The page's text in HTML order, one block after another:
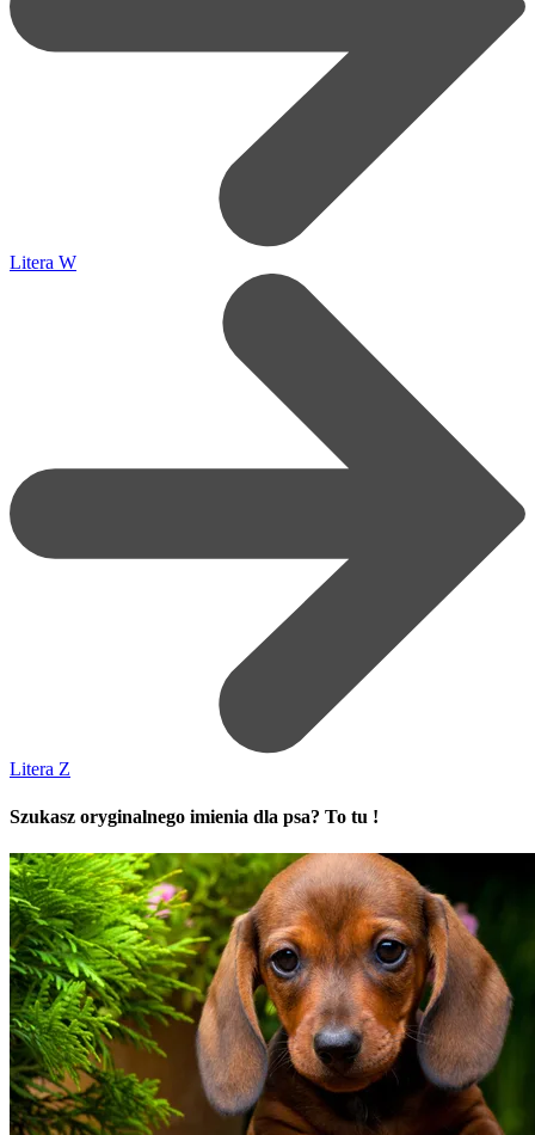
Litera W
Litera Z
Szukasz oryginalnego imienia dla psa? To tu !